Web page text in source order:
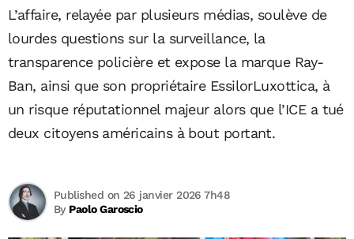
L’affaire, relayée par plusieurs médias, soulève de
lourdes questions sur la surveillance, la
transparence policière et expose la marque Ray-
Ban, ainsi que son propriétaire EssilorLuxottica, à
un risque réputationnel majeur alors que l’ICE a tué
deux citoyens américains à bout portant.
By Paolo Garoscio
Published on 26 janvier 2026 7h48